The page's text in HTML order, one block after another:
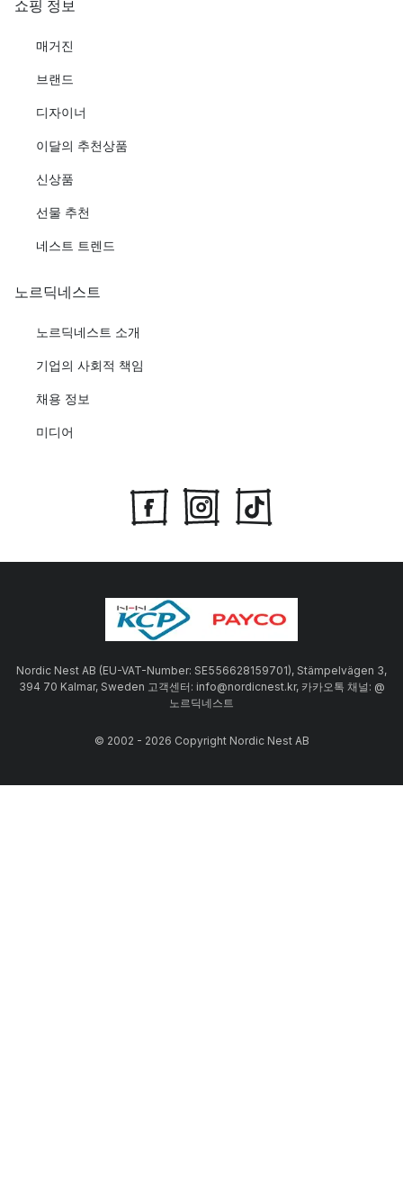
쇼핑 정보
매거진
브랜드
디자이너
이달의 추천상품
신상품
선물 추천
네스트 트렌드
노르딕네스트
노르딕네스트 소개
기업의 사회적 책임
채용 정보
미디어
Nordic Nest AB (EU-VAT-Number: SE556628159701), Stämpelvägen 3,
394 70 Kalmar, Sweden 고객센터: info@nordicnest.kr, 카카오톡 채널: @
노르딕네스트
© 2002 - 2026 Copyright Nordic Nest AB